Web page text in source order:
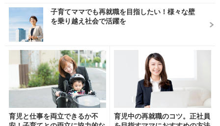
子育てママでも再就職を目指したい！様々な壁
を乗り越え社会で活躍を
育児と仕事を両立できるか不
育児中の再就職のコツ。正社員